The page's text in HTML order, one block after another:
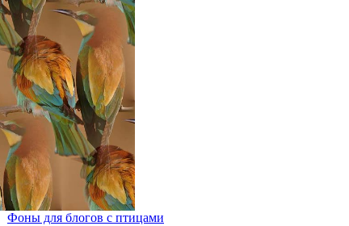
Фоны для блогов с птицами